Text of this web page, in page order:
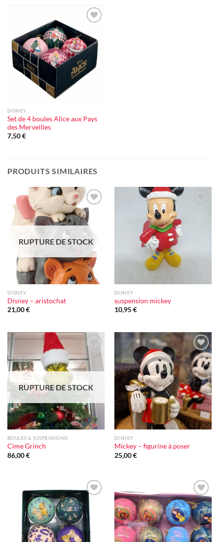
à la liste
d'envie
DISNEY
Set de 4 boules Alice aux Pays
des Merveilles
7,50€
PRODUITS SIMILAIRES
Ajouter
à la liste
d'envie
RUPTURE DE STOCK
DISNEY
Disney – aristochat
21,00€
DISNEY
suspension mickey
10,95€
Ajouter
à la liste
d'envie
RUPTURE DE STOCK
BOULES & SUSPENSIONS
Cime Grinch
86,00€
Ajouter
à la liste
d'envie
DISNEY
Mickey – figurine à poser
25,00€
Ajouter
à la liste
d'envie
Ajouter
à la liste
d'envie